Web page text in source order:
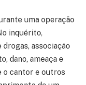
uma operação
inquérito,
associação
dano, ameaça e
o cantor e outros